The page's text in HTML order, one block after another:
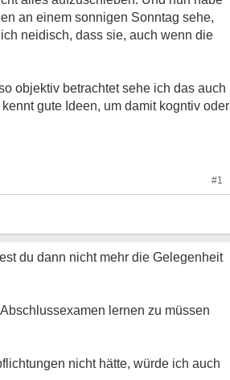
an einem sonnigen Sonntag sehe,
neidisch, dass sie, auch wenn die
objektiv betrachtet sehe ich das auch
gute Ideen, um damit kogntiv oder
#1
du dann nicht mehr die Gelegenheit
lernen zu müssen
nicht hätte, würde ich auch